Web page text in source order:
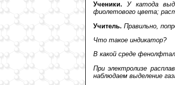
Ученики.У катода
фиолетового цвета;
Учитель. Правильно,
Что такое индикатор?
В какой среде
При электролизе
наблюдаем выделение